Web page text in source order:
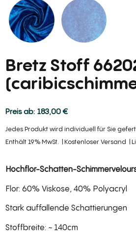
Bretz Stoff
183,00€
Jedes Produkt wird individuell für Sie
Enthält 19% MwSt.
Kostenloser Versand
Hochflor-Schatten-
Flor: 60% Viskose, 40% Polyacryl
Stark auffallende Schattierungen
Stoffbreite: ~ 140cm